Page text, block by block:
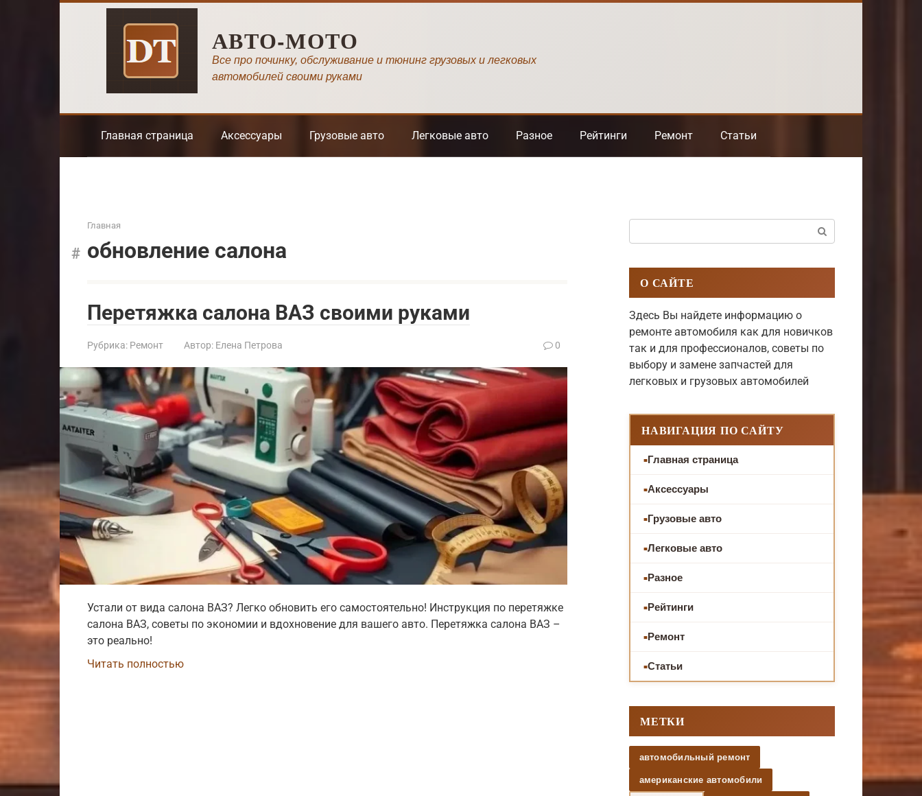
АВТО-МОТО
Все про починку, обслуживание и тюнинг грузовых и легковых
автомобилей своими руками
Главная страница Аксессуары Грузовые авто Легковые авто Разное Рейтинги Ремонт Статьи
Главная
обновление салона
Перетяжка салона ВАЗ своими руками
Рубрика: Ремонт Автор: Елена Петрова 0
Устали от вида салона ВАЗ? Легко обновить его самостоятельно! Инструкция по перетяжке
салона ВАЗ, советы по экономии и вдохновение для вашего авто. Перетяжка салона ВАЗ –
это реально!
Читать полностью
О САЙТЕ
Здесь Вы найдете информацию о
ремонте автомобиля как для новичков
так и для профессионалов, советы по
выбору и замене запчастей для
легковых и грузовых автомобилей
НАВИГАЦИЯ ПО САЙТУ
Главная страница
Аксессуары
Грузовые авто
Легковые авто
Разное
Рейтинги
Ремонт
Статьи
МЕТКИ
автомобильный ремонт
американские автомобили